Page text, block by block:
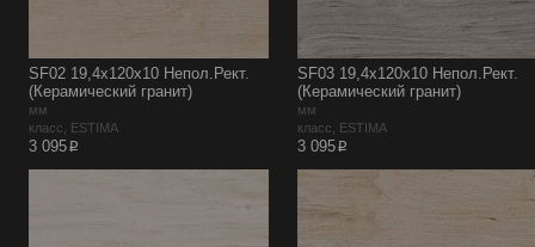
SF02 19,4х120х10 Непол.Рект.
(Керамический гранит)
мм
класс, ESTIMA
3 095p
SF03 19,4х120х10 Непол.Рект.
(Керамический гранит)
мм
класс, ESTIMA
3 095p